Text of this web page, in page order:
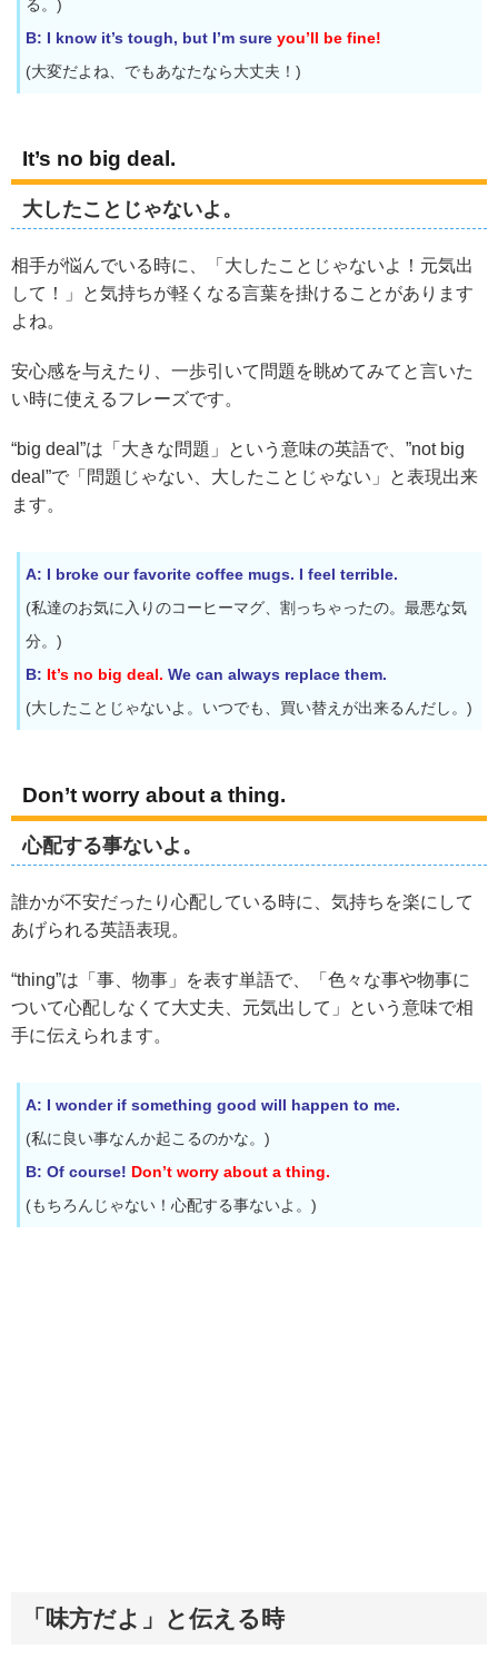
る。)
B: I know it’s tough, but I’m sure you’ll be fine!
(大変だよね、でもあなたなら大丈夫！)
It’s no big deal.
大したことじゃないよ。
相手が悩んでいる時に、「大したことじゃないよ！元気出
して！」と気持ちが軽くなる言葉を掛けることがあります
よね。
安心感を与えたり、一歩引いて問題を眺めてみてと言いた
い時に使えるフレーズです。
“big deal”は「大きな問題」という意味の英語で、”not big
deal”で「問題じゃない、大したことじゃない」と表現出来
ます。
A: I broke our favorite coffee mugs. I feel terrible.
(私達のお気に入りのコーヒーマグ、割っちゃったの。最悪な気
分。)
B: It’s no big deal. We can always replace them.
(大したことじゃないよ。いつでも、買い替えが出来るんだし。)
Don’t worry about a thing.
心配する事ないよ。
誰かが不安だったり心配している時に、気持ちを楽にして
あげられる英語表現。
“thing”は「事、物事」を表す単語で、「色々な事や物事に
ついて心配しなくて大丈夫、元気出して」という意味で相
手に伝えられます。
A: I wonder if something good will happen to me.
(私に良い事なんか起こるのかな。)
B: Of course! Don’t worry about a thing.
(もちろんじゃない！心配する事ないよ。)
「味方だよ」と伝える時